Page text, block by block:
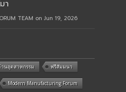
า
TEAM on Jun 19, 2026
นอุตสาหกรรม ฟรีสัมมนา
Modern Manufacturing Forum